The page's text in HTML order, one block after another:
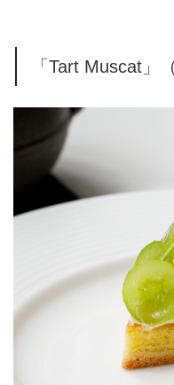
「Tart Muscat」